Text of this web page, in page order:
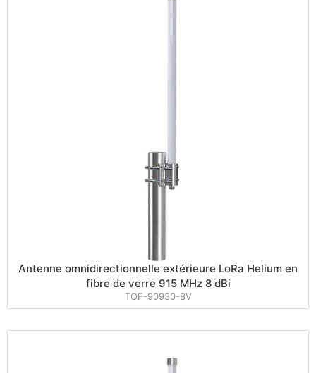
Antenne omnidirectionnelle extérieure LoRa Helium en
fibre de verre 915 MHz 8 dBi
TOF-90930-8V